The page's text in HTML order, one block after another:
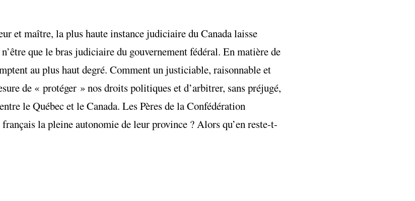
et maître, la plus haute instance judiciaire du Canada laisse
que le bras judiciaire du gouvernement fédéral. En matière de
au plus haut degré. Comment un justiciable, raisonnable et
de « protéger » nos droits politiques et d’arbitrer, sans préjugé,
le Québec et le Canada. Les Pères de la Confédération
la pleine autonomie de leur province ? Alors qu’en reste-t-